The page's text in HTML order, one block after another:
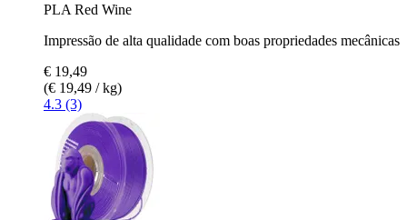
PLA Red Wine
Impressão de alta qualidade com boas propriedades mecânicas
€ 19,49
(€ 19,49 / kg)
4.3 (3)